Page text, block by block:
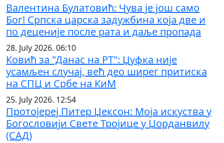
Валентина Булатовић: Чува је још само
Бог! Српска царска задужбина која две и
по деценије после рата и даље пропада
28. July 2026. 06:10
Ковић за "Данас на РТ": Џуфка није
усамљен случај, већ део ширег притиска
на СПЦ и Србе на КиМ
25. July 2026. 12:54
Протојереј Питер Џексон: Моја искуства у
Богословији Свете Тројице у Џорданвилу
(САД)